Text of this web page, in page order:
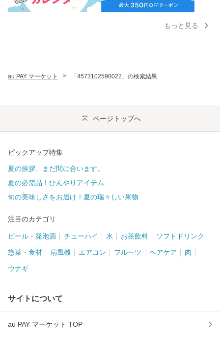
もっと見る
au PAY マーケット > 「4573102590022」の検索結果
ページトップへ
ピックアップ特集
夏の挨拶、まだ間に合います。
夏の必需品！ひんやりアイテム
旬の美味しさをお届け！夏の瑞々しい果物
注目のカテゴリ
ビール・発泡酒 チューハイ 水 お茶飲料 ソフトドリンク
惣菜・食材 扇風機 エアコン フルーツ ヘアケア 肉
ウナギ
サイトについて
au PAY マーケット TOP